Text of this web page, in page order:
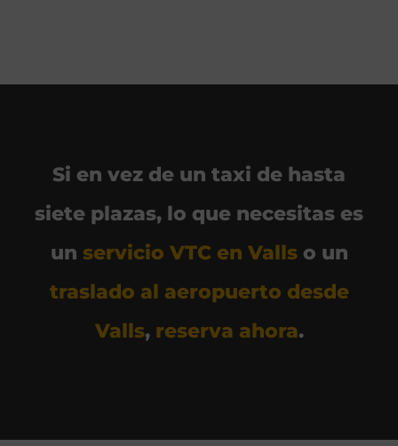
Si en vez de un taxi de hasta
siete plazas, lo que necesitas es
un servicio VTC en Vallso un
traslado al aeropuerto desde
Valls, reserva ahora.